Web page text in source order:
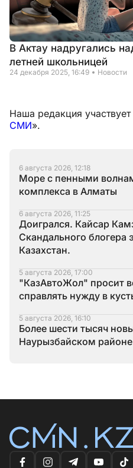
В Актау надругались
летней школьницей
24 декабря 2025, 16:49 Новости
Наша редакция
СМИ».
6 августа 2026, 12:18
Море с пенными
комплекса в Алматы
6 августа 2026, 11:25
Доигрался. Кайсар
Скандального блогера
Казахстан.
5 августа 2026, 17:00
"КазАвтоЖол" просит
справлять нужду в
5 августа 2026, 16:10
Более шести тысяч
Наурызбайском